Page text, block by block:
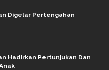
Digelar Pertengahan
Hadirkan Pertunjukan Dan